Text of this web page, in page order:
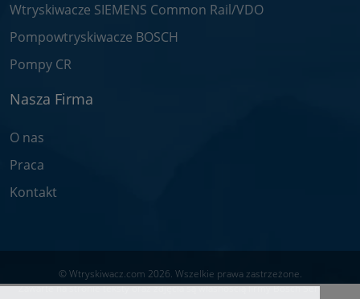
Wtryskiwacze SIEMENS Common Rail/VDO
Pompowtryskiwacze BOSCH
Pompy CR
Nasza Firma
O nas
Praca
Kontakt
© Wtryskiwacz.com 2026. Wszelkie prawa zastrzeżone.
Zawarte na stronie teksty oraz zdjęcia są własnością firmy Bosch Service -